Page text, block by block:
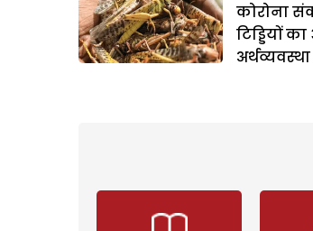
कोरोना
टिड्डियों